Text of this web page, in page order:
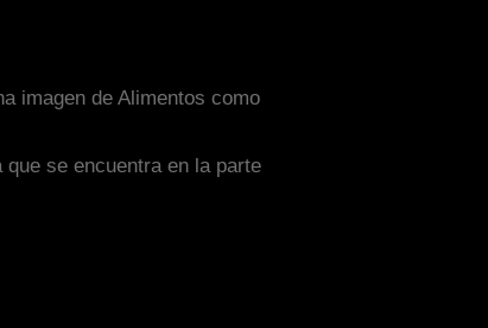
imagen de Alimentos como
se encuentra en la parte